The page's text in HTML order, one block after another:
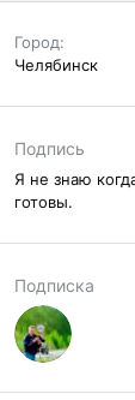
Город
Челябинск
Подпись
Я не знаю
готовы.
Подписка